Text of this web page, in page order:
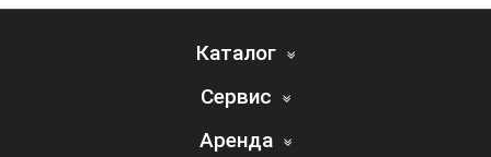
Каталог
Сервис
Аренда